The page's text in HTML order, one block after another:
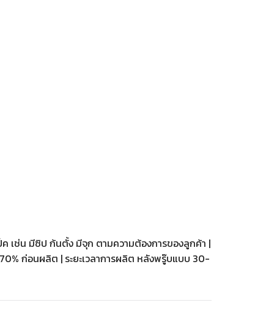
เช่น มีซิป ก้นตั้ง มีจุก ตามความต้องการของลูกค้า |
ก่อนผลิต | ระยะเวลาการผลิต หลังพรู๊บแบบ 30-